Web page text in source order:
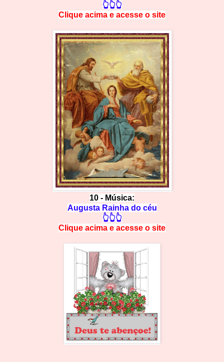
👆👆👆
Clique acima e acesse o site
10 - Música:
Augusta Rainha do céu
👆👆👆
Clique acima e acesse o site